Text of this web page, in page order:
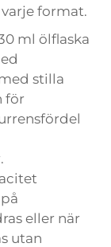
format.
ml ölflaska
stilla
för
eller när
utan